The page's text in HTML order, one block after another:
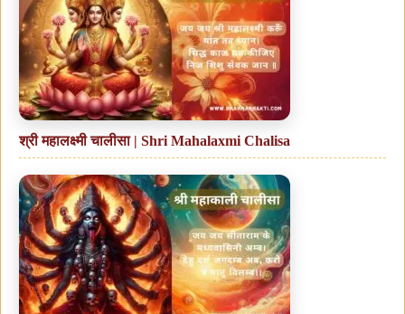
श्री महालक्ष्मी चालीसा | Shri Mahalaxmi Chalisa